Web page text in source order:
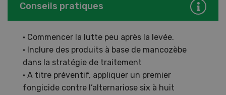
Conseils pratiques
• Commencer la lutte peu après la levée.
• Inclure des produits à base de mancozèbe
dans la stratégie de traitement
• A titre préventif, appliquer un premier
fongicide contre l’alternariose six à huit